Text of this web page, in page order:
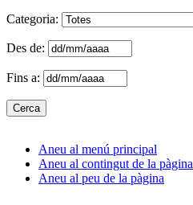
Categoria:
Des de:
Fins a:
Aneu al menú principal
Aneu al contingut de la pàgina
Aneu al peu de la pàgina